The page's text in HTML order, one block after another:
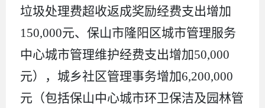
垃圾处理费超收返成奖励经费支出增加
150,000元、保山市隆阳区城市管理服务
中心城市管理维护经费支出增加50,000
元），城乡社区管理事务增加6,200,000
元（包括保山中心城市环卫保洁及园林管